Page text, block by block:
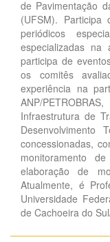
de Pavimentação
(UFSM).
periódicos
especializadas
participa de
os comitês
experiência na
ANP/
Infraestrutura de
Desenvolvimento
concessionadas,
monitoramento
elaboração de
Atualmente, é
Universidade
de Cachoeira do